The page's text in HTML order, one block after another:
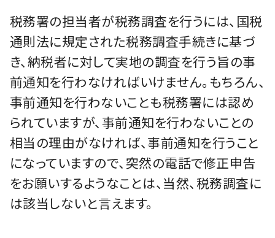
税務署の担当者が税務調査を行うには、国税
通則法に規定された税務調査手続きに基づ
き、納税者に対して実地の調査を行う旨の事
前通知を行わなければいけません。もちろん、
事前通知を行わないことも税務署には認め
られていますが、事前通知を行わないことの
相当の理由がなければ、事前通知を行うこと
になっていますので、突然の電話で修正申告
をお願いするようなことは、当然、税務調査に
は該当しないと言えます。